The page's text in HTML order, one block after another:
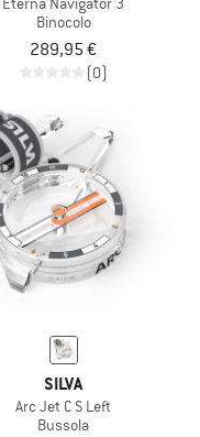
Binocolo
289,95 €
(0)
SILVA
Arc Jet C S Left
Bussola